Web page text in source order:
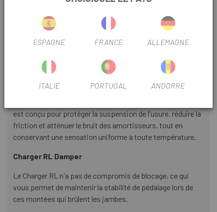
Le ressort pneumatique DebonAir est réglé spécifiquement
pour répondre aux exigences du XC et maintient une
hauteur de conduite plus élevée pour augmenter la
Maxima Plush Fluid
Développé avec les pilotes les plus rapides du monde, sur
est conçu pour protéger la suspension de l'usure, réduire la
friction et atténuer le bruit des amortisseurs, tout en
conservant une sensation uniforme à toute température.
Charger RL Damper
Le Charger RL n'a pas de compromis de blocage, ce qui
vous permet de maintenir la stabilité de pédalage lors de
ces montées qui brûlent les jambes.
ESPAGNE FRANCE ALLEMAGNE
ITALIE PORTUGAL ANDORRE